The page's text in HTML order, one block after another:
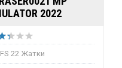
2022
FS 22 Жатки